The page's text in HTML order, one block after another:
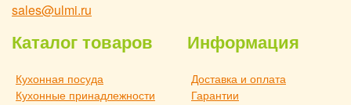
sales@ulmi.ru
Каталог товаров
Кухонная посуда
Кухонные принадлежности
Информация
Доставка и оплата
Гарантии